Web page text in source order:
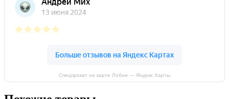
Спецпрокат на карте Лобни — Яндекс Карты